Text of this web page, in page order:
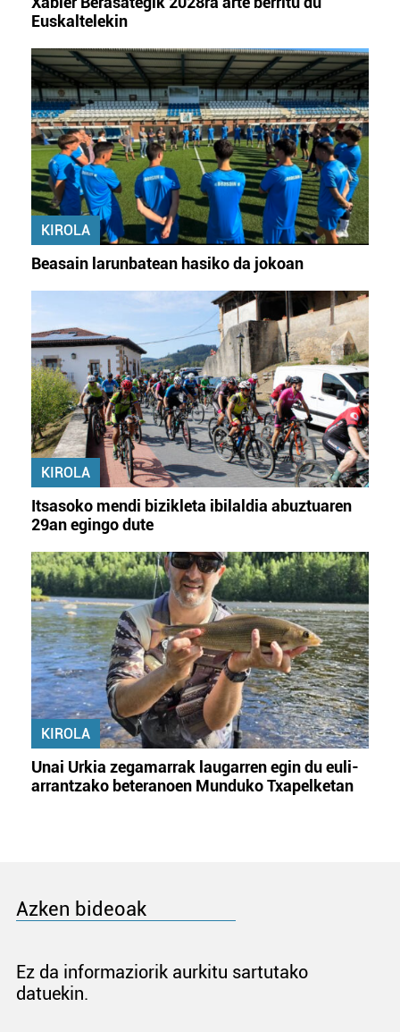
Euskaltelekin
KIROLA
Beasain larunbatean hasiko da jokoan
KIROLA
Itsasoko mendi bizikleta ibilaldia abuztuaren
29an egingo dute
KIROLA
Unai Urkia zegamarrak laugarren egin du euli-
arrantzako beteranoen Munduko Txapelketan
Azken bideoak
Ez da informaziorik aurkitu sartutako
datuekin.